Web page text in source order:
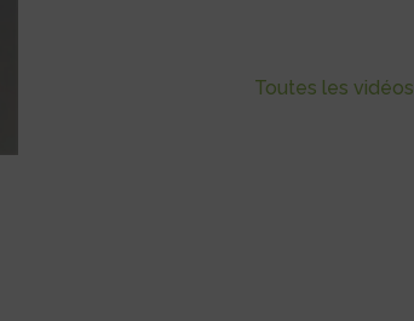
Toutes les vidéos